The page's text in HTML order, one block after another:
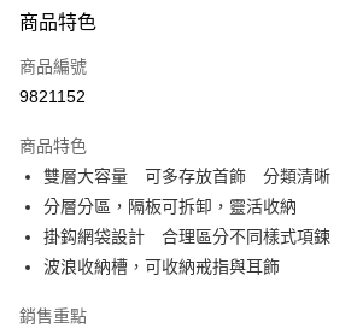
Apple Pay
街口支付
Google Pay
全盈+PAY
大哥付你分期
相關說明
1.本服務由台灣大哥大提供，台灣大哥大用戶可立即
AFTEE先享後付
商品特色
商品編號
9821152
商品特色
雙層大容量 可多存放首飾 分類清晰
分層分區，隔板可拆卸，靈活收納
掛鈎網袋設計 合理區分不同樣式項鍊
波浪收納槽，可收納戒指與耳飾
銷售重點